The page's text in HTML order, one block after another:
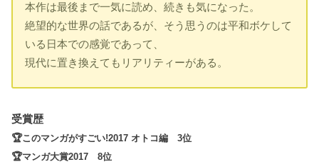
本作は最後まで一気に読め、続きも気になった。
絶望的な世界の話であるが、そう思うのは平和ボケして
いる日本での感覚であって、
現代に置き換えてもリアリティーがある。
受賞歴
🏆このマンガがすごい!2017 オトコ編 3位
🏆マンガ大賞2017 8位